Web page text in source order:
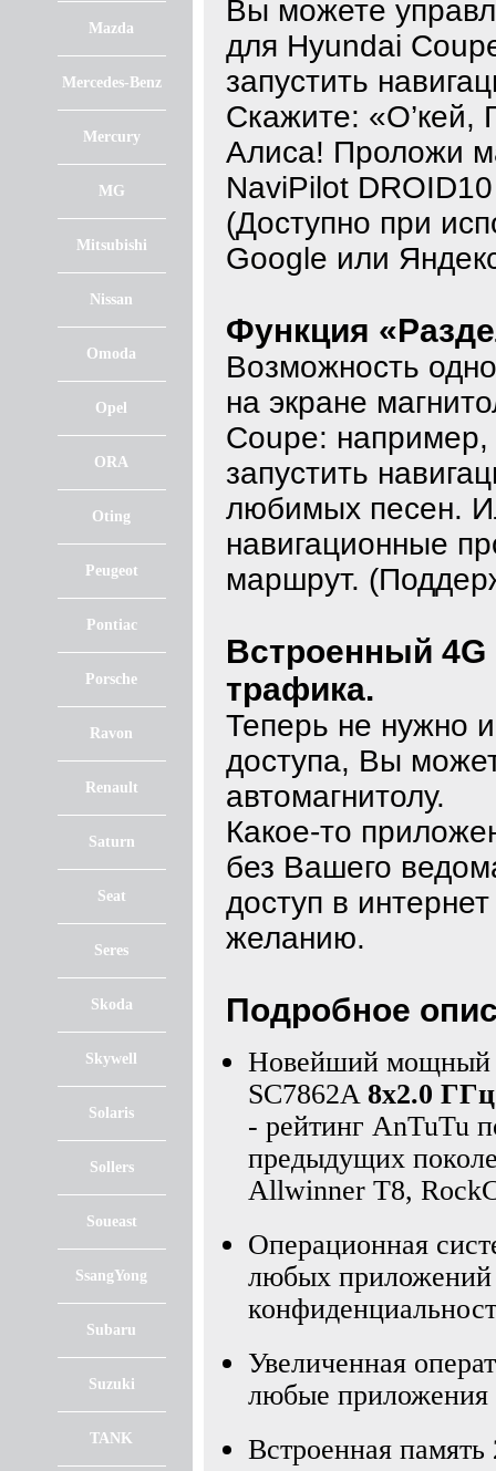
Mazda
Mercedes-Benz
Mercury
MG
Mitsubishi
Nissan
Omoda
Opel
ORA
Oting
Peugeot
Pontiac
Porsche
Ravon
Renault
Saturn
Seat
Seres
Skoda
Skywell
Solaris
Sollers
Soueast
SsangYong
Subaru
Suzuki
TANK
Вы можете
для Hyundai
запустить
Скажите: «О’кей,
Алиса! Проложи
NaviPilot
(Доступно при
Google или
Функция
Возможность
на экране
Coupe:
запустить
любимых песен.
навигационные
маршрут.
Встроенный 4G
трафика.
Теперь не нужно
доступа, Вы
автомагнитолу.
Какое-то
без Вашего
доступ в
желанию.
Подробное
Новейший мощный
SC7862A 8х2.0 ГГц
- рейтинг AnTuTu
предыдущих
Allwinner T8,
Операционная
любых приложений
Увеличенная
любые приложения
Встроенная